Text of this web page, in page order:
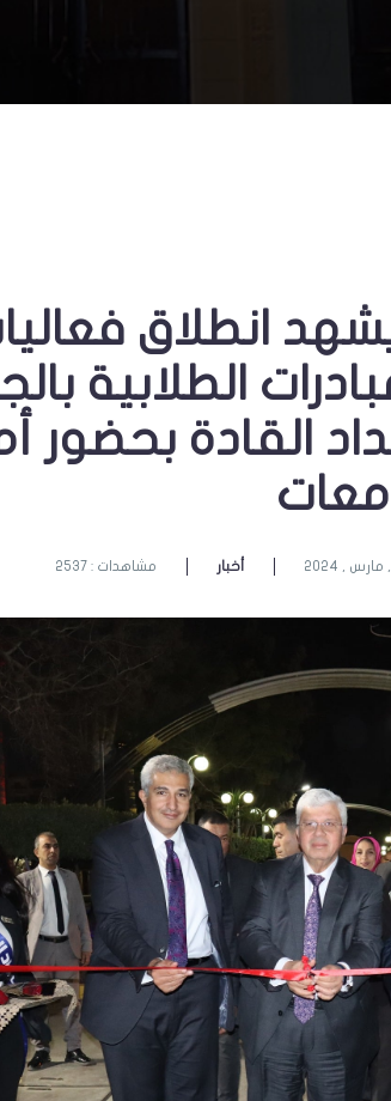
انطلاق
الطلابية
القادة بحضور
أخبار مشاهدات : 2537